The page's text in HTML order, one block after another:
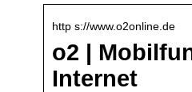
http s://www.o2online.de
o2 |
Internet